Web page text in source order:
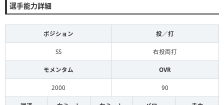
選手能力詳細
ポジション 投／打
SS 右投両打
モメンタム OVR
2000 90